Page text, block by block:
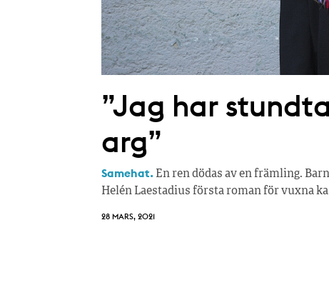
”Jag har
arg”
Samehat. En ren dödas av en främling.
Helén Laestadius första roman för vuxna
28 MARS, 2021